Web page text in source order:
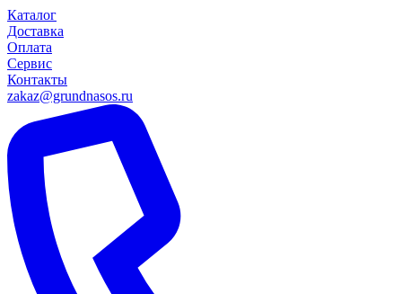
Каталог
Доставка
Оплата
Сервис
Контакты
zakaz@grundnasos.ru